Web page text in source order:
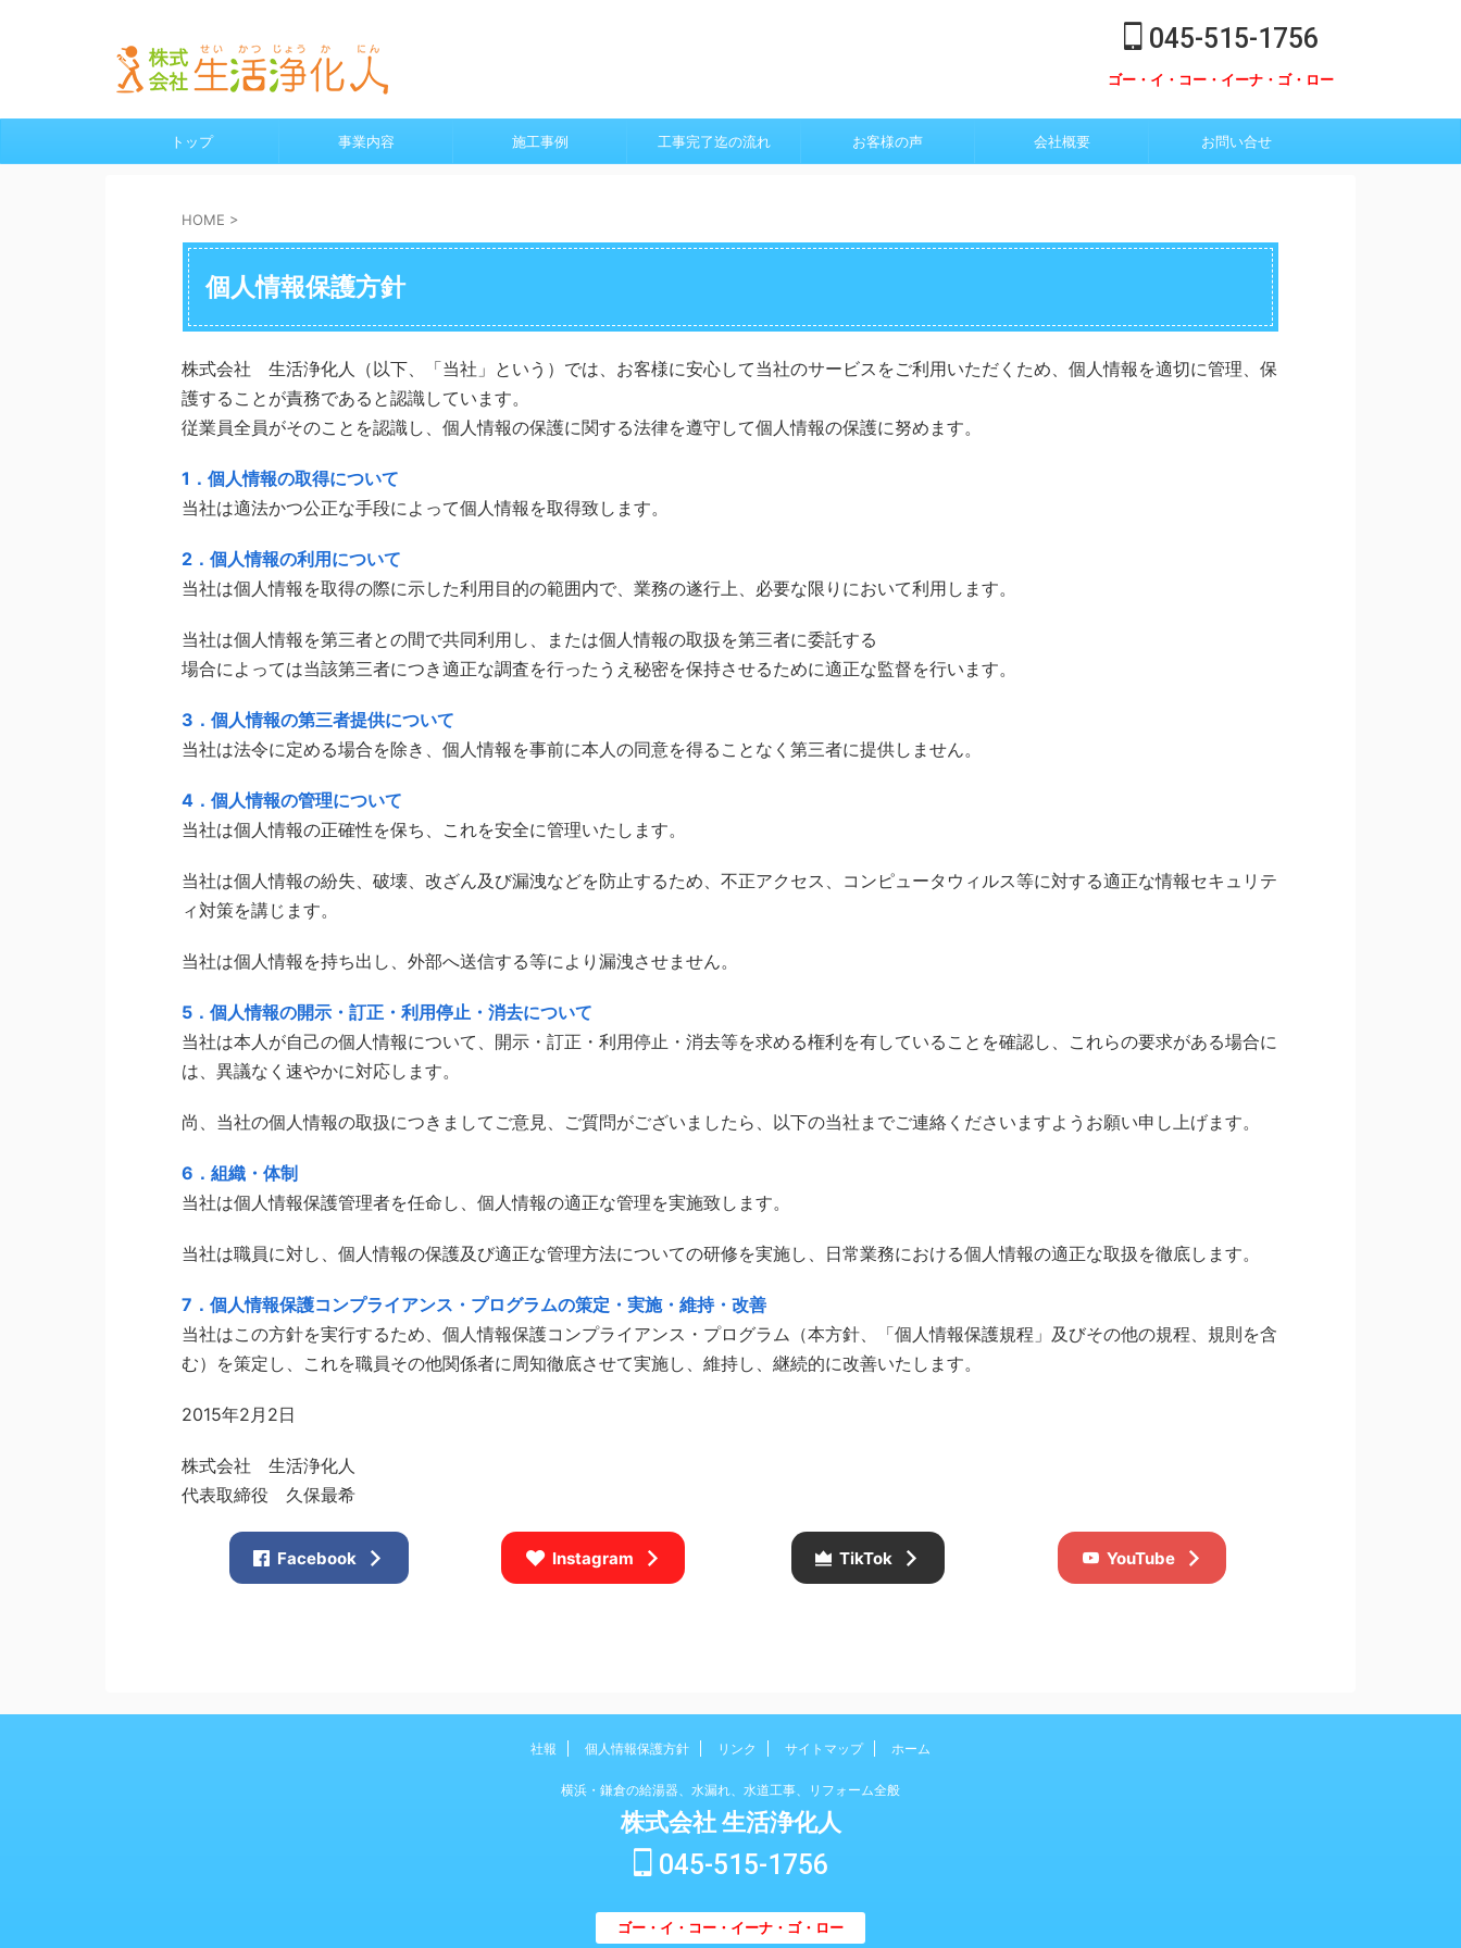
045-515-1756
ゴー・イ・コー・イーナ・ゴ・ロー
トップ 事業内容 施工事例 工事完了迄の流れ お客様の声 会社概要 お問い合せ
HOME >
個人情報保護方針
株式会社 生活浄化人（以下、「当社」という）では、お客様に安心して当社のサービスをご利用いただくため、個人情報を適切に管理、保
護することが責務であると認識しています。
従業員全員がそのことを認識し、個人情報の保護に関する法律を遵守して個人情報の保護に努めます。
1．個人情報の取得について
当社は適法かつ公正な手段によって個人情報を取得致します。
2．個人情報の利用について
当社は個人情報を取得の際に示した利用目的の範囲内で、業務の遂行上、必要な限りにおいて利用します。
当社は個人情報を第三者との間で共同利用し、または個人情報の取扱を第三者に委託する
場合によっては当該第三者につき適正な調査を行ったうえ秘密を保持させるために適正な監督を行います。
3．個人情報の第三者提供について
当社は法令に定める場合を除き、個人情報を事前に本人の同意を得ることなく第三者に提供しません。
4．個人情報の管理について
当社は個人情報の正確性を保ち、これを安全に管理いたします。
当社は個人情報の紛失、破壊、改ざん及び漏洩などを防止するため、不正アクセス、コンピュータウィルス等に対する適正な情報セキュリテ
ィ対策を講じます。
当社は個人情報を持ち出し、外部へ送信する等により漏洩させません。
5．個人情報の開示・訂正・利用停止・消去について
当社は本人が自己の個人情報について、開示・訂正・利用停止・消去等を求める権利を有していることを確認し、これらの要求がある場合に
は、異議なく速やかに対応します。
尚、当社の個人情報の取扱につきましてご意見、ご質問がございましたら、以下の当社までご連絡くださいますようお願い申し上げます。
6．組織・体制
当社は個人情報保護管理者を任命し、個人情報の適正な管理を実施致します。
当社は職員に対し、個人情報の保護及び適正な管理方法についての研修を実施し、日常業務における個人情報の適正な取扱を徹底します。
7．個人情報保護コンプライアンス・プログラムの策定・実施・維持・改善
当社はこの方針を実行するため、個人情報保護コンプライアンス・プログラム（本方針、「個人情報保護規程」及びその他の規程、規則を含
む）を策定し、これを職員その他関係者に周知徹底させて実施し、維持し、継続的に改善いたします。
2015年2月2日
株式会社 生活浄化人
代表取締役 久保最希
Facebook Instagram TikTok YouTube
社報 個人情報保護方針 リンク サイトマップ ホーム
横浜・鎌倉の給湯器、水漏れ、水道工事、リフォーム全般
株式会社 生活浄化人
045-515-1756
ゴー・イ・コー・イーナ・ゴ・ロー